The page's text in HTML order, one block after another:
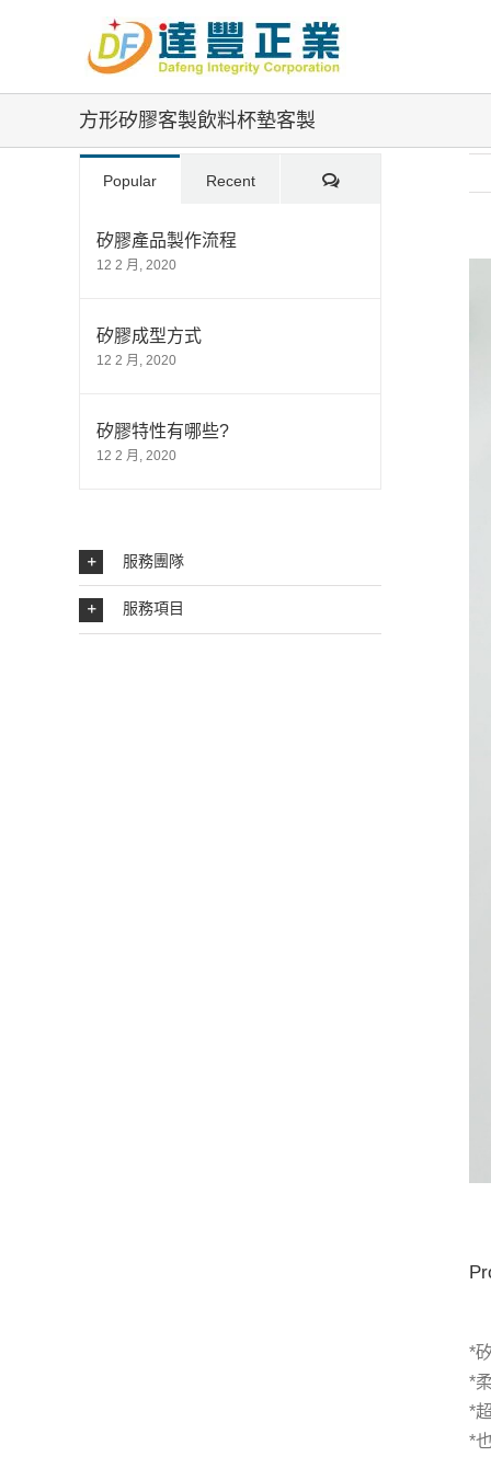
方形矽膠客製飲料杯墊客製
*
*
*
*
Popular Recent Comments
矽膠產品製作流程
12 2 月, 2020
矽膠成型方式
12 2 月, 2020
矽膠特性有哪些?
12 2 月, 2020
服務團隊
服務項目